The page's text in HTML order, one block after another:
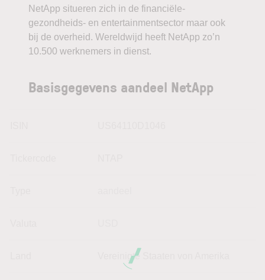
NetApp situeren zich in de financiële-
gezondheids- en entertainmentsector maar ook
bij de overheid. Wereldwijd heeft NetApp zo’n
10.500 werknemers in dienst.
Basisgegevens aandeel NetApp
Vereinigte Staaten von Amerika